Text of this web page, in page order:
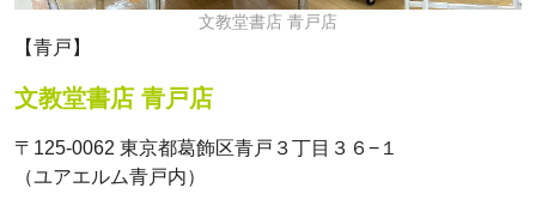
文教堂書店 青戸店
【青戸】
文教堂書店 青戸店
〒125-0062 東京都葛飾区青戸３丁目３６−１
（ユアエルム青戸内）